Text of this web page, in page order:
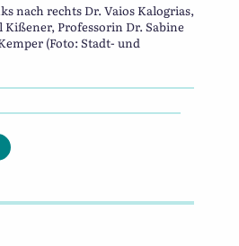
nach rechts Dr. Vaios Kalogrias,
Kißener, Professorin Dr. Sabine
(Foto: Stadt- und